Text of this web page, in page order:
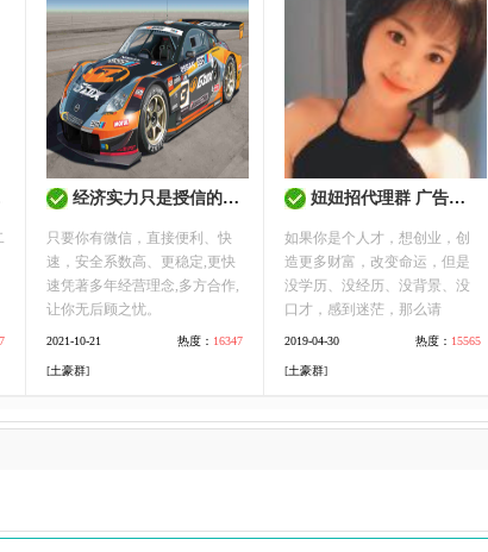
经济实力只是授信的依据 全网信誉第一
只要你有微信，直接便利、快
速，安全系数高、更稳定,更快
速凭著多年经营理念,多方合作,
让你无后顾之忧。
2021-10-21 热度： 16347
[土豪群]
妞妞招代理群 广告不要
如果你是个人才，想创业，创
造更多财富，改变命运，但是
没学历、没经历、没背景、没
口才，感到迷茫，那么请
2019-04-30 热度： 15565
[土豪群]